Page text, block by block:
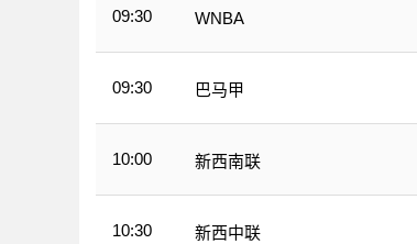
09:30 WNBA
09:30 巴马甲
10:00 新西南联
10:30 新西中联